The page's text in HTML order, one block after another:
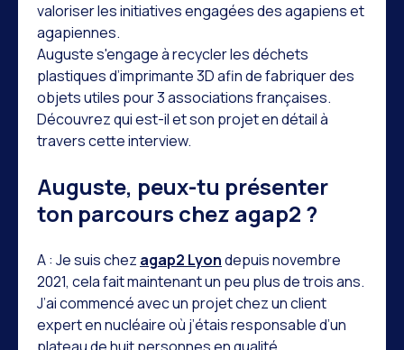
valoriser les initiatives engagées des agapiens et
agapiennes.
Auguste s'engage à recycler les déchets
plastiques d’imprimante 3D afin de fabriquer des
objets utiles pour 3 associations françaises.
Découvrez qui est-il et son projet en détail à
travers cette interview.
Auguste, peux-tu présenter
ton parcours chez agap2 ?
A : Je suis chez agap2 Lyondepuis novembre
2021, cela fait maintenant un peu plus de trois ans.
J’ai commencé avec un projet chez un client
expert en nucléaire où j’étais responsable d’un